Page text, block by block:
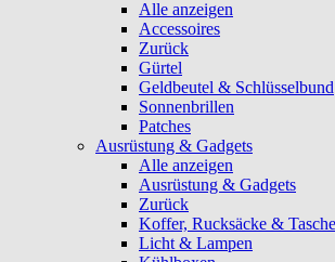
Alle anzeigen
Accessoires
Zurück
Gürtel
Geldbeutel & Schlüsselbund
Sonnenbrillen
Patches
Ausrüstung & Gadgets
Alle anzeigen
Ausrüstung & Gadgets
Zurück
Koffer, Rucksäcke &
Licht & Lampen